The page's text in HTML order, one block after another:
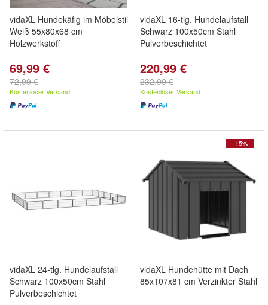
vidaXL Hundekäfig im Möbelstil
Weiß 55x80x68 cm
Holzwerkstoff
69,99 €
72,99 €
Kostenloser Versand
vidaXL 16-tlg. Hundelaufstall
Schwarz 100x50cm Stahl
Pulverbeschichtet
220,99 €
232,99 €
Kostenloser Versand
vidaXL 24-tlg. Hundelaufstall
Schwarz 100x50cm Stahl
Pulverbeschichtet
- 15%
vidaXL Hundehütte mit Dach
85x107x81 cm Verzinkter Stahl